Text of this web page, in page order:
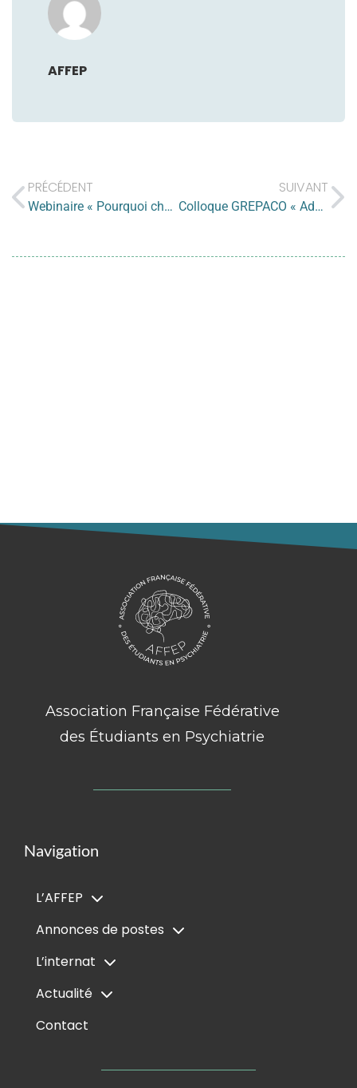
AFFEP
PRÉCÉDENT
Webinaire « Pourquoi choisir la PPA ? » – 24.03.2021
SUIVANT
Colloque GREPACO « Addictions » – 31.05 et 01.06.2021
Association Française Fédérative
des Étudiants en Psychiatrie
Navigation
L’AFFEP
Annonces de postes
L’internat
Actualité
Contact